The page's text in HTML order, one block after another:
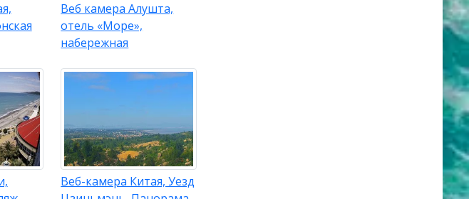
Веб камера Алушта,
отель «Море»,
набережная
Веб-камера Китая, Уезд